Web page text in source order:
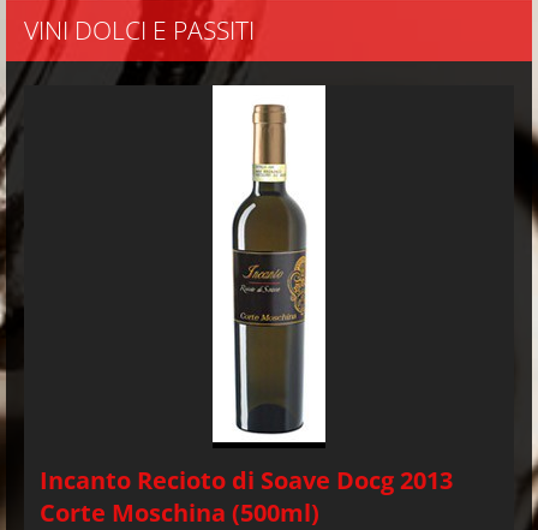
VINI DOLCI E PASSITI
Incanto Recioto di Soave Docg 2013
Corte Moschina (500ml)